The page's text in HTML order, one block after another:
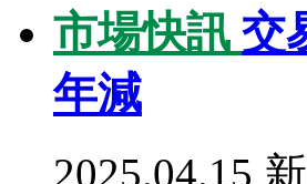
市場快訊 交
年減
2025.04.15